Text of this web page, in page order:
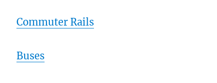
Commuter Rails
Buses